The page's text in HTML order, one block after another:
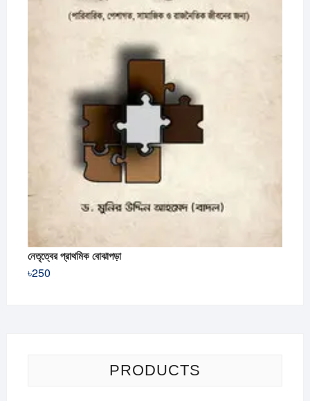
নেতৃত্বের প্রাথমিক বোঝাপড়া
৳250
PRODUCTS